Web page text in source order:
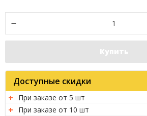
Купить
Доступные скидки
При заказе от 5 шт
При заказе от 10 шт